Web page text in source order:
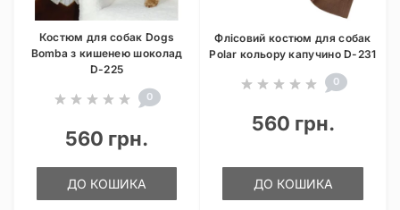
Костюм для собак Dogs
Bomba з кишенею шоколад
D-225
0
560 грн.
ДО КОШИКА
Флісовий костюм для собак
Polar кольору капучино D-231
0
560 грн.
ДО КОШИКА